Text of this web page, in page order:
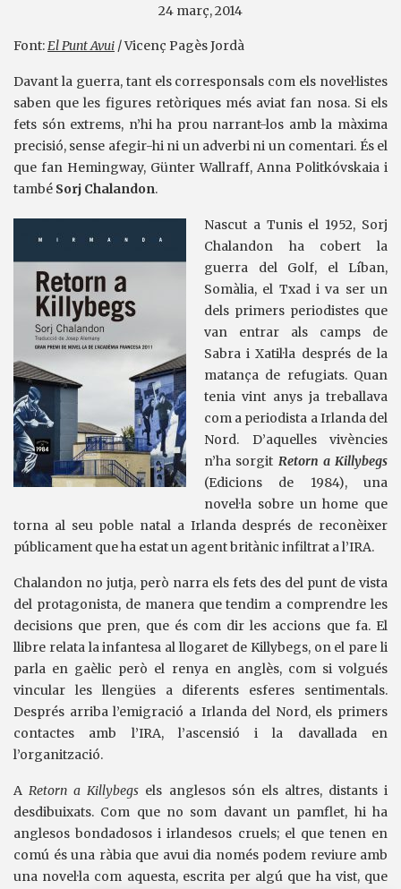
24 març, 2014
Font:El Punt Avui / Vicenç Pagès Jordà
Davant la guerra, tant els corresponsals com els novel·listes
saben que les figures retòriques més aviat fan nosa. Si els
fets són extrems, n’hi ha prou narrant-los amb la màxima
precisió, sense afegir-hi ni un adverbi ni un comentari. És el
que fan Hemingway, Günter Wallraff, Anna Politkóvskaia i
també Sorj Chalandon.
Nascut a Tunis el 1952, Sorj
Chalandon ha cobert la
guerra del Golf, el Líban,
Somàlia, el Txad i va ser un
dels primers periodistes que
van entrar als camps de
Sabra i Xatil·la després de la
matança de refugiats. Quan
tenia vint anys ja treballava
com a periodista a Irlanda del
Nord. D’aquelles vivències
n’ha sorgit Retorn a Killybegs
(Edicions de 1984), una
novel·la sobre un home que
torna al seu poble natal a Irlanda després de reconèixer
públicament que ha estat un agent britànic infiltrat a l’IRA.
Chalandon no jutja, però narra els fets des del punt de vista
del protagonista, de manera que tendim a comprendre les
decisions que pren, que és com dir les accions que fa. El
llibre relata la infantesa al llogaret de Killybegs, on el pare li
parla en gaèlic però el renya en anglès, com si volgués
vincular les llengües a diferents esferes sentimentals.
Després arriba l’emigració a Irlanda del Nord, els primers
contactes amb l’IRA, l’ascensió i la davallada en
l’organització.
ARetorn a Killybegs els anglesos són els altres, distants i
desdibuixats. Com que no som davant un pamflet, hi ha
anglesos bondadosos i irlandesos cruels; el que tenen en
comú és una ràbia que avui dia només podem reviure amb
una novel·la com aquesta, escrita per algú que ha vist, que